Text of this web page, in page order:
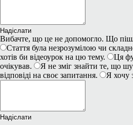
Надіслати
Вибачте, що це не допомогло. Що
Стаття була незрозумілою чи
хотів би відеоурок на цю тему.
Ця
очікував.
Я не зміг знайти те, що
відповіді на своє запитання.
Я хочу
Надіслати